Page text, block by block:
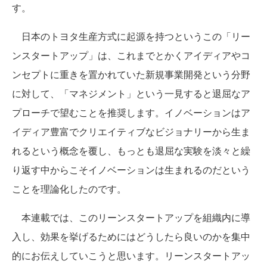
す。
日本のトヨタ生産方式に起源を持つというこの「リー
ンスタートアップ」は、これまでとかくアイディアやコ
ンセプトに重きを置かれていた新規事業開発という分野
に対して、「マネジメント」という一見すると退屈なア
プローチで望むことを推奨します。イノベーションはア
イディア豊富でクリエイティブなビジョナリーから生ま
れるという概念を覆し、もっとも退屈な実験を淡々と繰
り返す中からこそイノベーションは生まれるのだという
ことを理論化したのです。
本連載では、このリーンスタートアップを組織内に導
入し、効果を挙げるためにはどうしたら良いのかを集中
的にお伝えしていこうと思います。リーンスタートアッ